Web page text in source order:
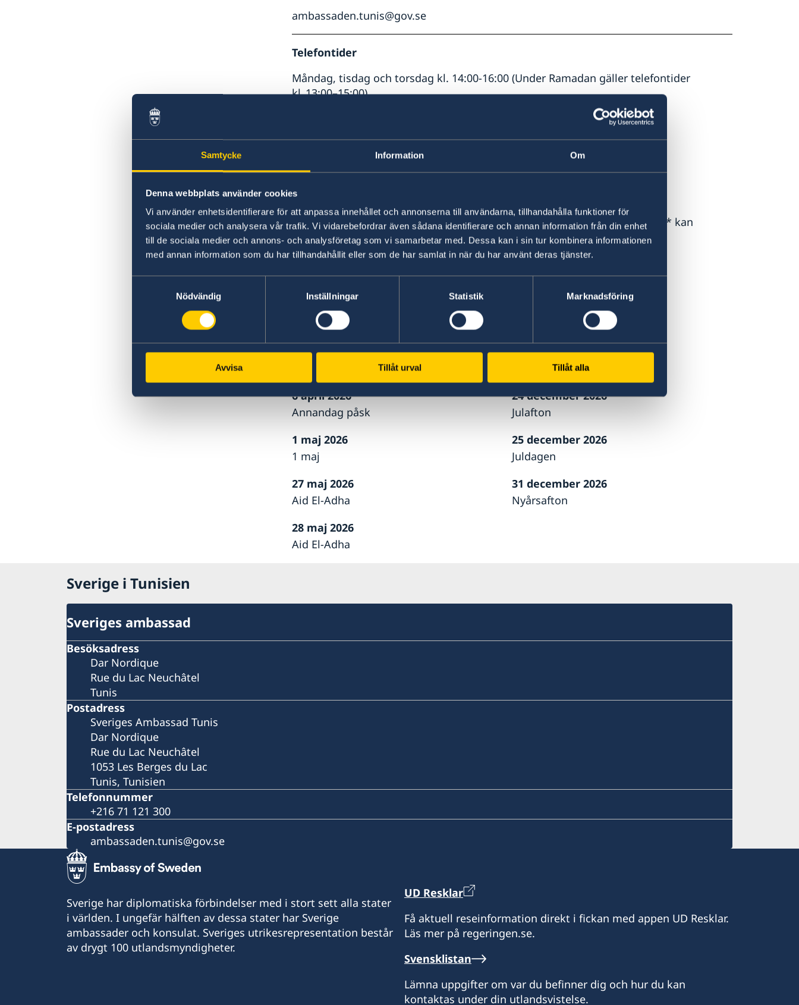
Samtycke Information Om
Denna webbplats använder cookies
Vi använder enhetsidentifierare för att anpassa innehållet och annonserna till användarna, tillhandahålla funktioner för
sociala medier och analysera vår trafik. Vi vidarebefordrar även sådana identifierare och annan information från din enhet
till de sociala medier och annons- och analysföretag som vi samarbetar med. Dessa kan i sin tur kombinera informationen
med annan information som du har tillhandahållit eller som de har samlat in när du har använt deras tjänster.
Nödvändig
Inställningar Statistik Marknadsföring
Avvisa Tillåt urval Tillåt alla
ambassaden.tunis@gov.se
Telefontider
Måndag, tisdag och torsdag kl. 14:00-16:00 (Under Ramadan gäller telefontider
kl. 13:00–15:00)
För akut konsulär hjälp utanför kontorstid ring + 46 8 405 5005
Besökstider
Måndag,tisdag och torsdag kl. 10:00-12:00
Helgdagar 2026
Ambassaden håller stängt följande helgdagar (helgdagar markerade med * kan
komma att ändras beroende på officiella tillkännagivanden) :
Nyårsdagen
20 mars 2026
Tunisiens självständighetsdag
3 april 2026
6 april 2026
Annandag påsk
1 maj 2026
1 maj
27 maj 2026
Aid El-Adha
28 maj 2026
Aid El-Adha
19 juni 2026
Midsommarafton
24 augusti 2026 *
17 december 2026
Revolutionsdagen
24 december 2026
Julafton
25 december 2026
Juldagen
31 december 2026
Nyårsafton
Sverige i Tunisien
Sveriges ambassad
Besöksadress
Dar Nordique
Rue du Lac Neuchâtel
Tunis
Postadress
Sveriges Ambassad Tunis
Dar Nordique
Rue du Lac Neuchâtel
1053 Les Berges du Lac
Tunis, Tunisien
Telefonnummer
+216 71 121 300
E-postadress
ambassaden.tunis@gov.se
Sverige har diplomatiska förbindelser med i stort sett alla stater
i världen. I ungefär hälften av dessa stater har Sverige
ambassader och konsulat. Sveriges utrikesrepresentation består
av drygt 100 utlandsmyndigheter.
UD Resklar
Få aktuell reseinformation direkt i fickan med appen UD Resklar.
Läs mer på regeringen.se.
Svensklistan
Lämna uppgifter om var du befinner dig och hur du kan
kontaktas under din utlandsvistelse.